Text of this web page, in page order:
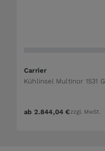
Carrier
Kühlinsel Multinor 1531 G
ab 2.844,04 €zzgl. MwSt.